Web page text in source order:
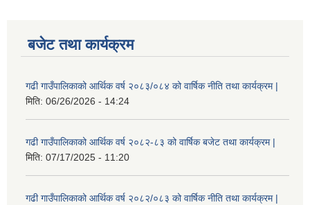
बजेट तथा कार्यक्रम
गढी गाउँपालिकाको आर्थिक वर्ष २०८३/०८४ को वार्षिक नीति तथा कार्यक्रम |
मिति: 06/26/2026 - 14:24
गढी गाउँपालिकाको आर्थिक वर्ष २०८२-८३ को वार्षिक बजेट तथा कार्यक्रम |
मिति: 07/17/2025 - 11:20
गढी गाउँपालिकाको आर्थिक वर्ष २०८२/०८३ को वार्षिक नीति तथा कार्यक्रम |